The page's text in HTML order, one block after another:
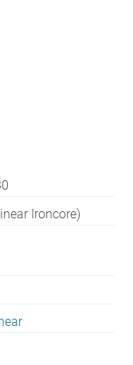
Ironcore)